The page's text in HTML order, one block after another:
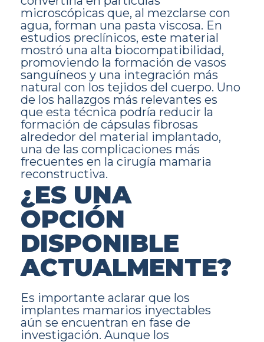
microscópicas que, al mezclarse con
agua, forman una pasta viscosa. En
estudios preclínicos, este material
mostró una alta biocompatibilidad,
promoviendo la formación de vasos
sanguíneos y una integración más
natural con los tejidos del cuerpo. Uno
de los hallazgos más relevantes es
que esta técnica podría reducir la
formación de cápsulas fibrosas
alrededor del material implantado,
una de las complicaciones más
frecuentes en la cirugía mamaria
reconstructiva.
¿ES UNA
OPCIÓN
DISPONIBLE
ACTUALMENTE?
Es importante aclarar que los
implantes mamarios inyectables
aún se encuentran en fase de
investigación. Aunque los